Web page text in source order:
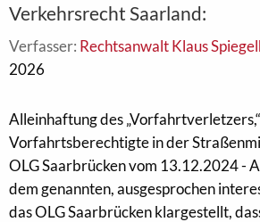
Verkehrsrecht Saarland:
Verfasser: Rechtsanwalt Klaus
2026
Alleinhaftung des
Vorfahrtsberechtigte in der
OLG Saarbrücken vom 13.12.2024 -
dem genannten, ausgesprochen
das OLG Saarbrücken klargestellt,